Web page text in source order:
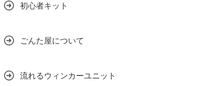
初心者キット
ごんた屋について
流れるウィンカーユニット